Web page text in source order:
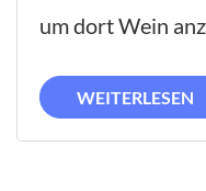
um dort Wein
WEITERLESEN